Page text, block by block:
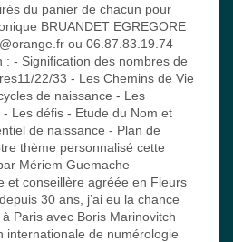
du panier de chacun pour
BRUANDET EGREGORE
ou 06.87.83.19.74
: - Signification des nombres de
22/33 - Les Chemins de Vie
de naissance - Les
Les défis - Etude du Nom et
de naissance - Plan de
thème personnalisé cette
Mériem Guemache
et conseillère agréée en Fleurs
30 ans, j’ai eu la chance
Paris avec Boris Marinovitch
internationale de numérologie